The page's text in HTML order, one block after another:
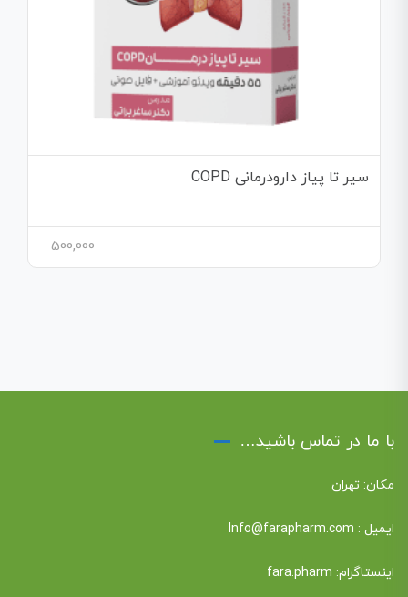
سیر تا پیاز دارودرمانی COPD
500,000
با ما در تماس باشید…
مکان: تهران
ایمیل : Info@farapharm.com
اینستاگرام: fara.pharm